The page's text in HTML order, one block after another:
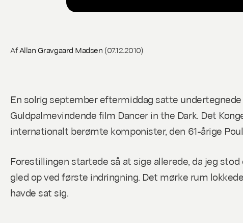
AfAllan Gravgaard Madsen (07.12.2010)
En solrig september eftermiddag satte
Guldpalmevindende film Dancer in the Dark. Det
internationalt berømte komponister, den 61-årige
Forestillingen startede så at sige allerede, da jeg
gled op ved første indringning. Det mørke rum
havde sat sig.